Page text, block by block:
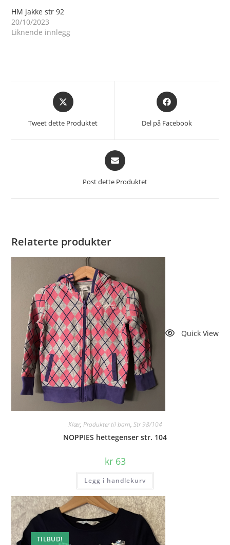
HM jakke str 92
20/10/2023
Liknende innlegg
Åpnes
i
Tweet dette Produktet
Åpnes
i
et
Del på Facebook
Åpnes
i
Post dette Produktet
Relaterte produkter
Quick View
Klær, Produkter til barn, Str 98/104
NOPPIES hettegenser str. 104
kr63
Legg i handlekurv
TILBUD!